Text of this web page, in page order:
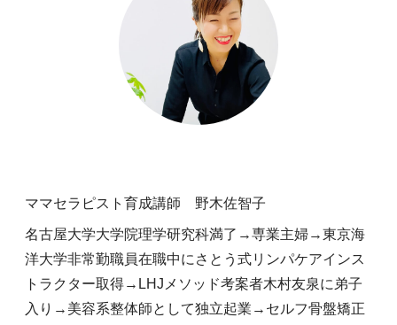
ママセラピスト育成講師 野木佐智子
名古屋大学大学院理学研究科満了→専業主婦→東京海
洋大学非常勤職員在職中にさとう式リンパケアインス
トラクター取得→LHJメソッド考案者木村友泉に弟子
入り→美容系整体師として独立起業→セルフ骨盤矯正